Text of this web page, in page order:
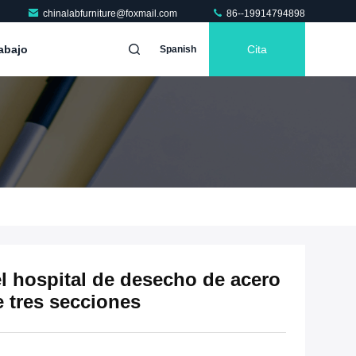
chinalabfurniture@foxmail.com 86--19914794898
Spanish Cita
hospital de desecho de acero
tres secciones